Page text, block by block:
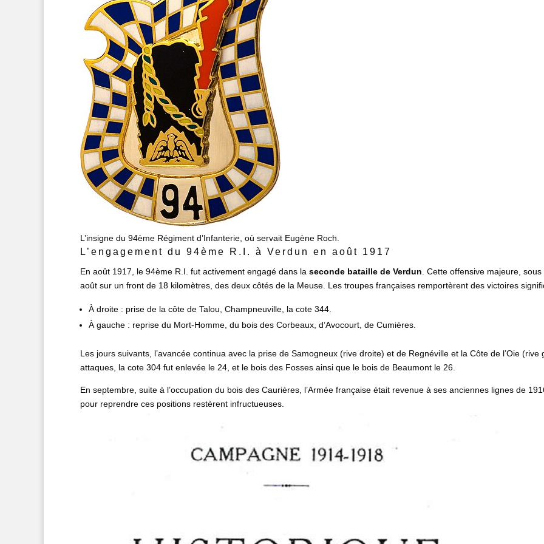
L’insigne du 94ème Régiment d’Infanterie, où servait Eugène Roch.
L’engagement du 94ème R.I. à Verdun en août 1917
En août 1917, le 94ème R.I. fut activement engagé dans la seconde bataille de Verdun . Cette offensive majeure,
août sur un front de 18 kilomètres, des deux côtés de la Meuse. Les troupes françaises remportèrent des victoires
À droite : prise de la côte de Talou, Champneuville, la cote 344.
À gauche : reprise du Mort-Homme, du bois des Corbeaux, d’Avocourt, de Cumières.
Les jours suivants, l’avancée continua avec la prise de Samogneux (rive droite) et de Regnéville et la Côte de l’Oie
attaques, la cote 304 fut enlevée le 24, et le bois des Fosses ainsi que le bois de Beaumont le 26.
En septembre, suite à l’occupation du bois des Caurières, l’Armée française était revenue à ses anciennes lignes de
pour reprendre ces positions restèrent infructueuses.